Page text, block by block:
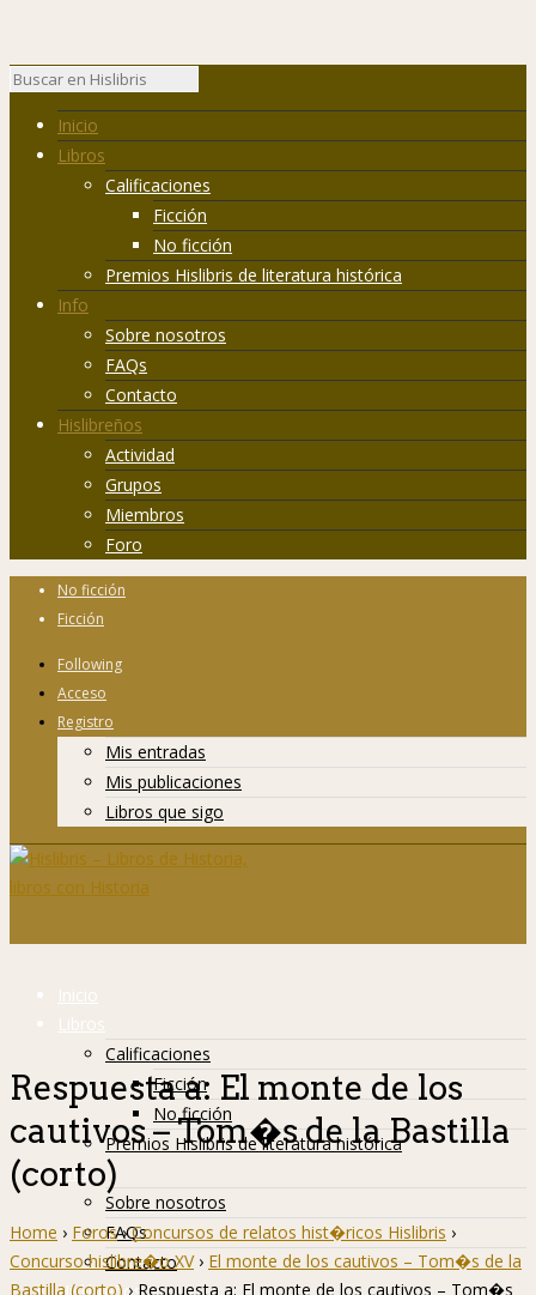
Inicio
Libros
Calificaciones
Ficción
No ficción
Premios Hislibris de literatura histórica
Info
Sobre nosotros
FAQs
Contacto
Hislibreños
Actividad
Grupos
Miembros
Foro
No ficción
Ficción
Following
Acceso
Registro
Mis entradas
Mis publicaciones
Libros que sigo
Inicio
Libros
Calificaciones
Ficción
No ficción
Premios Hislibris de literatura histórica
Info
Sobre nosotros
FAQs
Contacto
Respuesta a: El monte de los
cautivos – Tom�s de la Bastilla
(corto)
Home › Foros › Concursos de relatos hist�ricos Hislibris ›
Concurso hislibre�o XV › El monte de los cautivos – Tom�s de la
Bastilla (corto) › Respuesta a: El monte de los cautivos – Tom�s